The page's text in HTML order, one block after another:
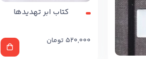
کتاب ابر تهدیدها
520,000 تومان